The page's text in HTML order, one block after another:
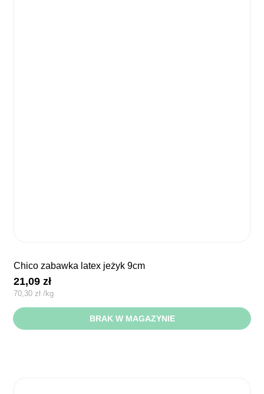
chico zabawka latex jeżyk 9cm
21,09zł
70,30 zł /kg
BRAK W MAGAZYNIE